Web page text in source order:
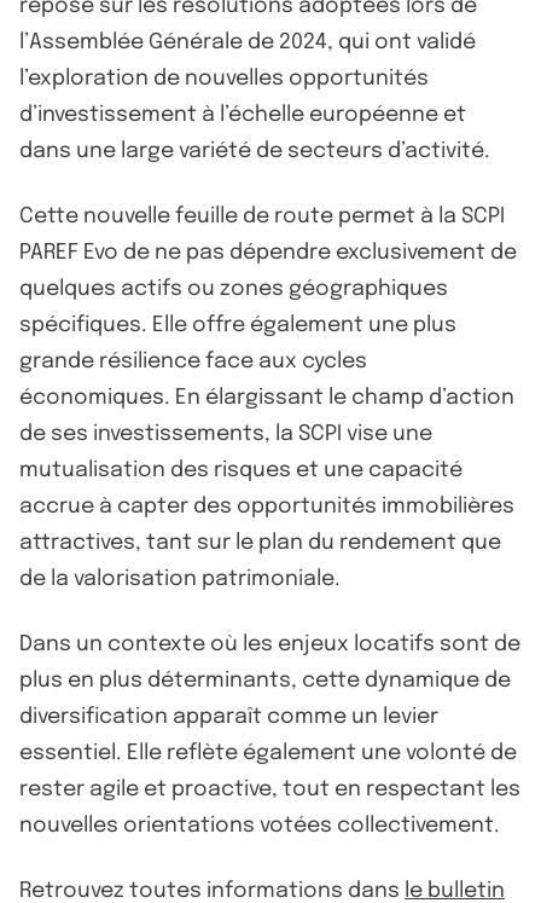
repose sur les résolutions adoptées lors de
l’Assemblée Générale de 2024, qui ont validé
l’exploration de nouvelles opportunités
d’investissement à l’échelle européenne et
dans une large variété de secteurs d’activité.
Cette nouvelle feuille de route permet à la SCPI
PAREF Evo de ne pas dépendre exclusivement de
quelques actifs ou zones géographiques
spécifiques. Elle offre également une plus
grande résilience face aux cycles
économiques. En élargissant le champ d’action
de ses investissements, la SCPI vise une
mutualisation des risques et une capacité
accrue à capter des opportunités immobilières
attractives, tant sur le plan du rendement que
de la valorisation patrimoniale.
Dans un contexte où les enjeux locatifs sont de
plus en plus déterminants, cette dynamique de
diversification apparaît comme un levier
essentiel. Elle reflète également une volonté de
rester agile et proactive, tout en respectant les
nouvelles orientations votées collectivement.
Retrouvez toutes informations dans le bulletin